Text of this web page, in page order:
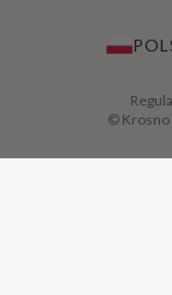
© Krosno